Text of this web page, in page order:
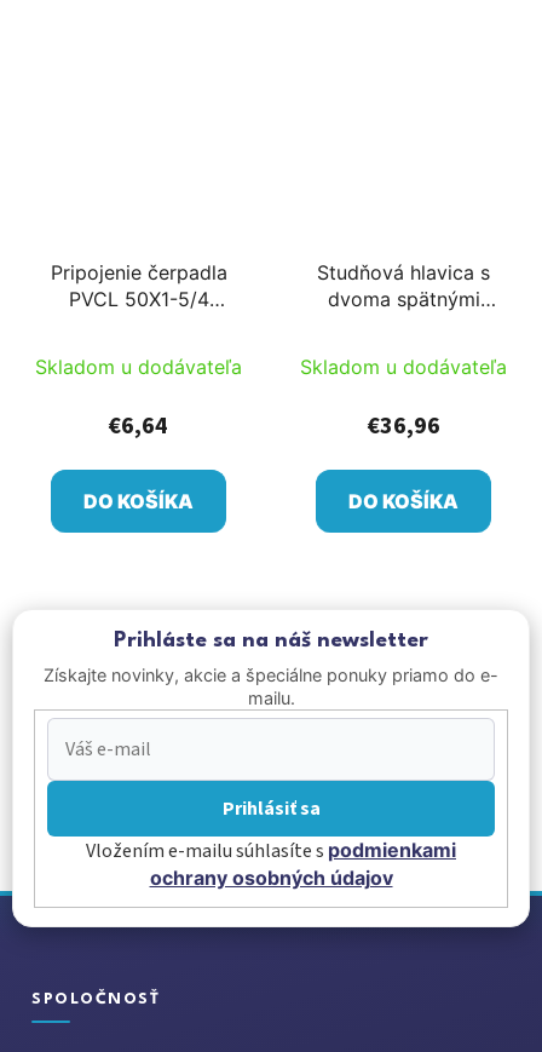
Pripojenie čerpadla
PVCL 50X1-5/4
Skladom u dodávateľa
€6,64
DO KOŠÍKA
Studňová hlavica s
dvoma spätnými
32/40 40-40 341007
Skladom u dodávateľa
€36,96
DO KOŠÍKA
Prihláste sa na náš newsletter
Získajte novinky, akcie a špeciálne ponuky priamo do e-
mailu.
Prihlásiť sa
Vložením e-mailu súhlasíte s podmienkami
ochrany osobných údajov
Z
SPOLOČNOSŤ